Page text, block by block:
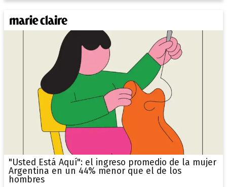
"Usted Está Aquí": el ingreso promedio de la mujer
Argentina en un 44% menor que el de los
hombres